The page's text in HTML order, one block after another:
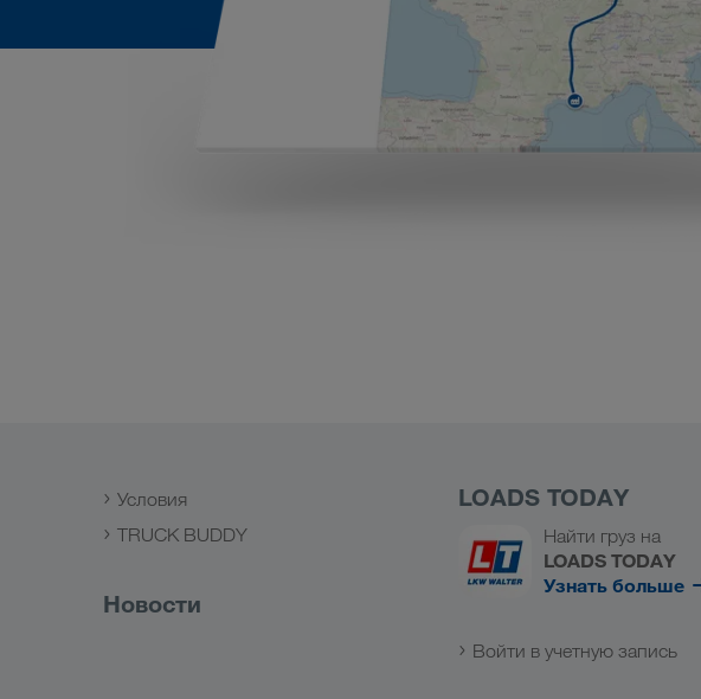
Условия
TRUCK BUDDY
Новости
LOADS TODAY
Найти груз на
LOADS TODAY
Узнать больше
Войти в учетную запись